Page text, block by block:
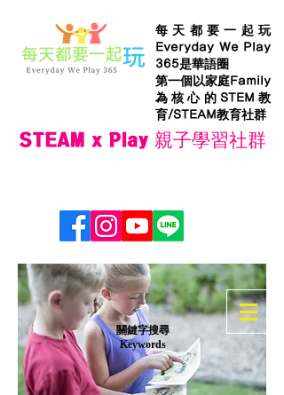
每天都要一起玩
Everyday We Play
365是華語圈
第一個以家庭Family
為核心的STEM教
育/STEAM教育社群
STEAM x Play 親子學習社群
​關鍵字搜尋
Keywords